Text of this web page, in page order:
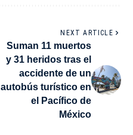
NEXT ARTICLE
Suman 11 muertos
y 31 heridos tras el
accidente de un
autobús turístico en
el Pacífico de
México